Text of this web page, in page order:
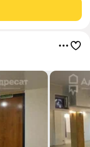
рынка, по адресу: